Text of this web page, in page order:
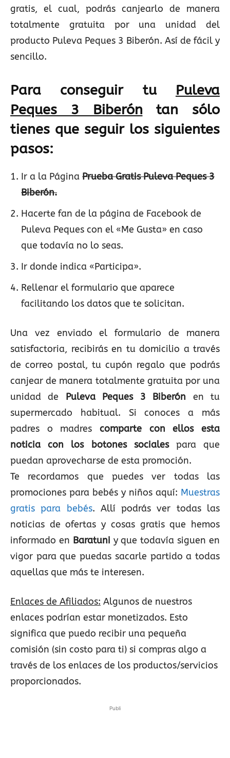
gratis, el cual, podrás canjearlo de manera
totalmente gratuita por una unidad del
producto Puleva Peques 3 Biberón. Así de fácil y
sencillo.
Para conseguir tu Puleva
Peques 3 Biberón tan sólo
tienes que seguir los siguientes
pasos:
Ir a la Página Prueba Gratis Puleva Peques 3
Biberón.
Hacerte fan de la página de Facebook de
Puleva Peques con el «Me Gusta» en caso
que todavía no lo seas.
Ir donde indica «Participa».
Rellenar el formulario que aparece
facilitando los datos que te solicitan.
Una vez enviado el formulario de manera
satisfactoria, recibirás en tu domicilio a través
de correo postal, tu cupón regalo que podrás
canjear de manera totalmente gratuita por una
unidad de Puleva Peques 3 Biberón en tu
supermercado habitual. Si conoces a más
padres o madres comparte con ellos esta
noticia con los botones socialespara que
puedan aprovecharse de esta promoción.
Te recordamos que puedes ver todas las
promociones para bebés y niños aquí: Muestras
gratis para bebés. Allí podrás ver todas las
noticias de ofertas y cosas gratis que hemos
informado en Baratuni y que todavía siguen en
vigor para que puedas sacarle partido a todas
aquellas que más te interesen.
Enlaces de Afiliados: Algunos de nuestros
enlaces podrían estar monetizados. Esto
significa que puedo recibir una pequeña
comisión (sin costo para ti) si compras algo a
través de los enlaces de los productos/servicios
proporcionados.
Publi